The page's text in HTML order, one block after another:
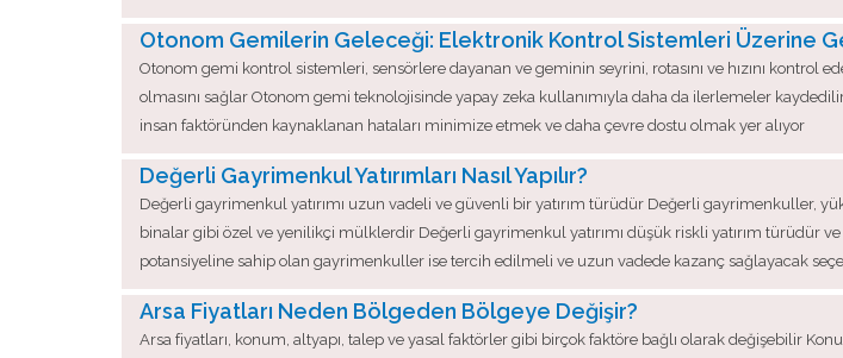
Otonom Gemilerin Geleceği: Elektronik Kontrol Sistemleri Üzerine
Otonom gemi kontrol sistemleri, sensörlere dayanan ve geminin seyrini, rotasını ve hızını
olmasını sağlar Otonom gemi teknolojisinde yapay zeka kullanımıyla daha da ilerlemeler
insan faktöründen kaynaklanan hataları minimize etmek ve daha çevre dostu olmak yer alıyor
Değerli Gayrimenkul Yatırımları Nasıl Yapılır?
Değerli gayrimenkul yatırımı uzun vadeli ve güvenli bir yatırım türüdür Değerli gayrimenkuller,
binalar gibi özel ve yenilikçi mülklerdir Değerli gayrimenkul yatırımı düşük riskli yatırım türüdür
potansiyeline sahip olan gayrimenkuller ise tercih edilmeli ve uzun vadede kazanç sağlayacak
Arsa Fiyatları Neden Bölgeden Bölgeye Değişir?
Arsa fiyatları, konum, altyapı, talep ve yasal faktörler gibi birçok faktöre bağlı olarak değişebilir